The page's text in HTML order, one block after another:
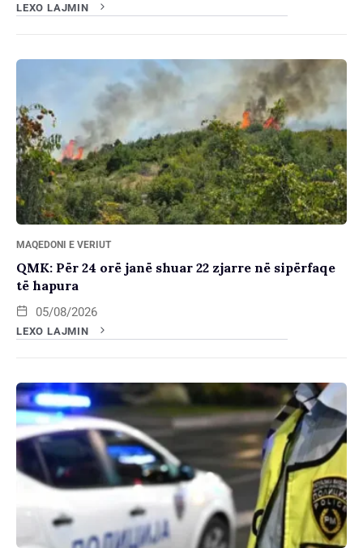
LEXO LAJMIN
MAQEDONI E VERIUT
QMK: Për 24 orë janë shuar 22 zjarre në sipërfaqe
të hapura
05/08/2026
LEXO LAJMIN